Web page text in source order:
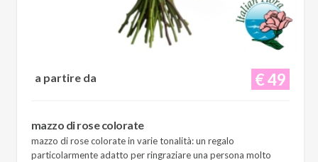
€ 49
a partire da
mazzo di rose colorate
mazzo di rose colorate in varie tonalità: un regalo
particolarmente adatto per ringraziare una persona molto